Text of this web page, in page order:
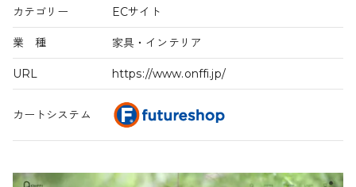
カテゴリー ECサイト
業 種 家具・インテリア
URL https://www.onffi.jp/
カートシステム